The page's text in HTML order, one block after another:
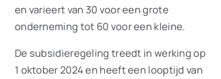
en varieert van 30 voor een grote
onderneming tot 60 voor een kleine.
De subsidieregeling treedt in werking op
1 oktober 2024 en heeft een looptijd van